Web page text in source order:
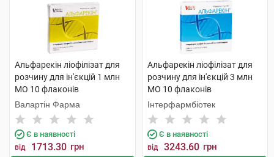
Альфарекін ліофілізат для
розчину для ін'єкцій 1 млн
МО 10 флаконів
Валартін Фарма
Є в наявності
від 1713.30 грн
Альфарекін ліофілізат для
розчину для ін'єкцій 3 млн
МО 10 флаконів
Інтерфармбіотек
Є в наявності
від 3243.60 грн